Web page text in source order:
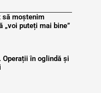
să moștenim
„voi puteți mai bine”
în oglindă și